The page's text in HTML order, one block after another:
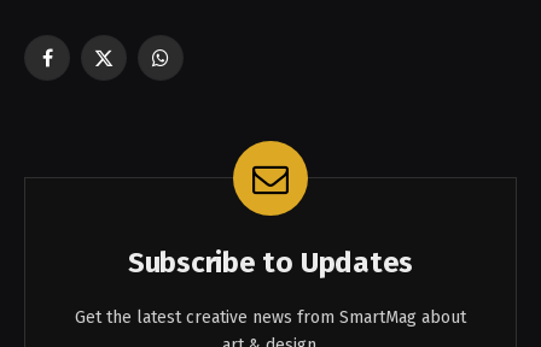
Facebook
X
WhatsApp
Subscribe to Updates
Get the latest creative news from SmartMag about